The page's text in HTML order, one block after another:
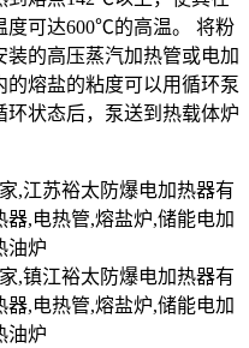
度可达600℃的高温。 将粉
的高压蒸汽加热管或电加
熔盐的粘度可以用循环泵
状态后，泵送到热载体炉